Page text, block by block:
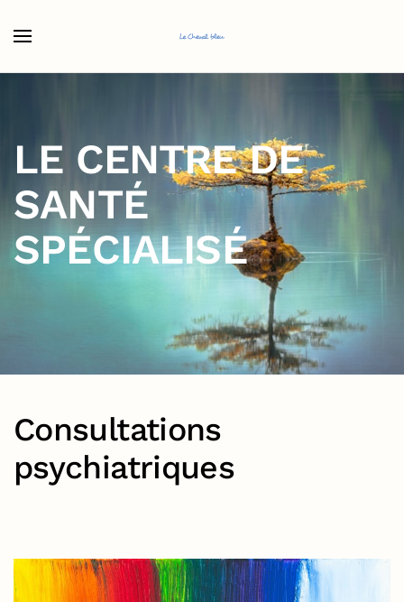
LE CENTRE DE
SANTÉ
SPÉCIALISÉ
Consultations
psychiatriques